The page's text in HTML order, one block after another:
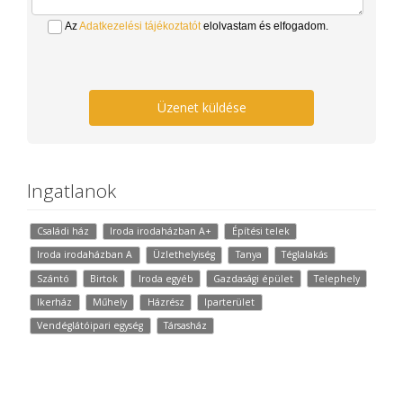
AzAdatkezelési tájékoztatótelolvastam és elfogadom.
Üzenet küldése
Ingatlanok
Családi ház Iroda irodaházban A+
Építési telek
Iroda irodaházban A
Üzlethelyiség Tanya
Téglalakás
Szántó
Birtok Iroda egyéb Gazdasági épület
Telephely
Ikerház
Műhely Házrész
Iparterület
Vendéglátóipari egység
Társasház